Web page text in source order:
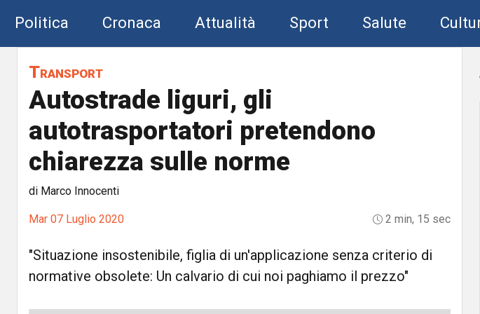
Politica Cronaca Attualità Sport Salute
Transport
Autostrade liguri, gli
autotrasportatori pretendono
chiarezza sulle norme
di Marco Innocenti
Mar 07 Luglio 2020 2 min, 15 sec
"Situazione insostenibile, figlia di un'applicazione senza criterio di
normative obsolete: Un calvario di cui noi paghiamo il prezzo"